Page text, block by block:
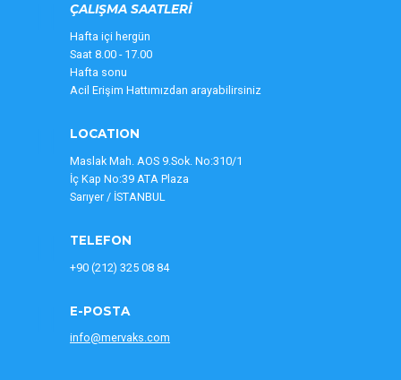
ÇALIŞMA SAATLERİ
Hafta içi hergün
Saat 8.00 - 17.00
Hafta sonu
Acil Erişim Hattımızdan arayabilirsiniz
LOCATION
Maslak Mah. AOS 9.Sok. No:310/1
İç Kap No:39 ATA Plaza
Sarıyer / İSTANBUL
TELEFON
+90 (212) 325 08 84
E-POSTA
info@mervaks.com